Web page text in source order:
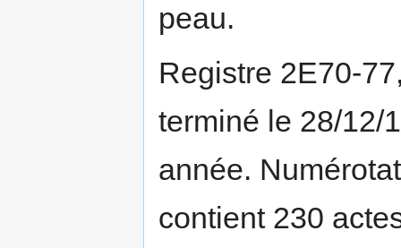
peau.
Registre 2E70-
terminé le 28/12/
année.
contient 230